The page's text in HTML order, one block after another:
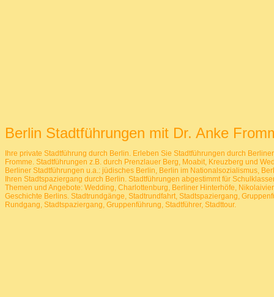
Berlin Stadtführungen mit Dr. Anke
Ihre private Stadtführung durch Berlin. Erleben Sie Stadtführungen durch
Fromme. Stadtführungen z.B. durch Prenzlauer Berg, Moabit, Kreuzberg und
Berliner Stadtführungen u.a.: jüdisches Berlin, Berlin im Nationalsozialismus,
Ihren Stadtspaziergang durch Berlin. Stadtführungen abgestimmt für
Themen und Angebote: Wedding, Charlottenburg, Berliner Hinterhöfe,
Geschichte Berlins. Stadtrundgänge, Stadtrundfahrt, Stadtspaziergang,
Rundgang, Stadtspaziergang, Gruppenführung, Stadtführer, Stadttour.